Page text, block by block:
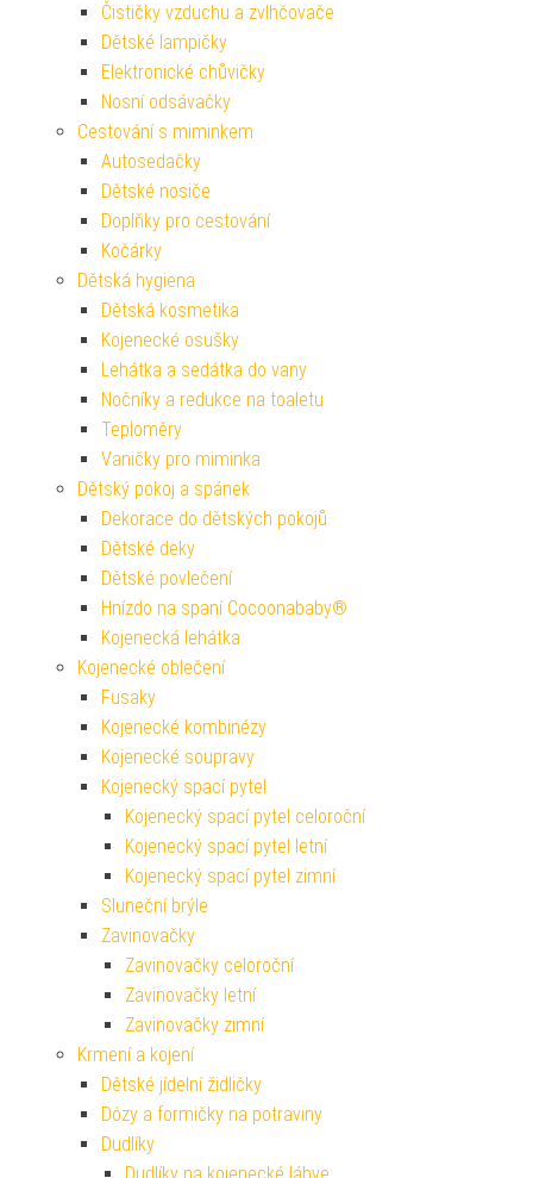
Čističky vzduchu a zvlhčovače
Dětské lampičky
Elektronické chůvičky
Nosní odsávačky
Cestování s miminkem
Autosedačky
Dětské nosiče
Doplňky pro cestování
Kočárky
Dětská hygiena
Dětská kosmetika
Kojenecké osušky
Lehátka a sedátka do vany
Nočníky a redukce na toaletu
Teploměry
Vaničky pro miminka
Dětský pokoj a spánek
Dekorace do dětských pokojů
Dětské deky
Dětské povlečení
Hnízdo na spaní Cocoonababy®
Kojenecká lehátka
Kojenecké oblečení
Fusaky
Kojenecké kombinézy
Kojenecké soupravy
Kojenecký spací pytel
Kojenecký spací pytel celoroční
Kojenecký spací pytel letní
Kojenecký spací pytel zimní
Sluneční brýle
Zavinovačky
Zavinovačky celoroční
Zavinovačky letní
Zavinovačky zimní
Krmení a kojení
Dětské jídelní židličky
Dózy a formičky na potraviny
Dudlíky